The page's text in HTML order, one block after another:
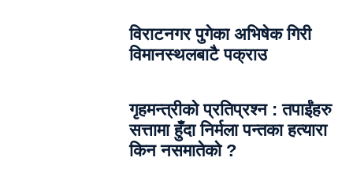
विराटनगर पुगेका अभिषेक गिरी
विमानस्थलबाटै पक्राउ
गृहमन्त्रीको प्रतिप्रश्न : तपाईंहरु
सत्तामा हुँदा निर्मला पन्तका हत्यारा
किन नसमातेको ?